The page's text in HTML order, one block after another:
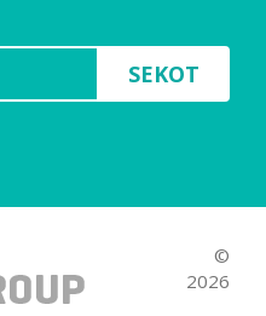
SEKOT
©
2026